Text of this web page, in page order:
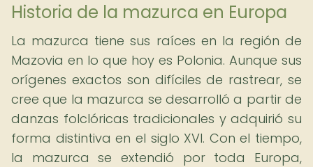
Historia de la mazurca en Europa
La mazurca tiene sus raíces en la región de
Mazovia en lo que hoy es Polonia. Aunque sus
orígenes exactos son difíciles de rastrear, se
cree que la mazurca se desarrolló a partir de
danzas folclóricas tradicionales y adquirió su
forma distintiva en el siglo XVI. Con el tiempo,
la mazurca se extendió por toda Europa,